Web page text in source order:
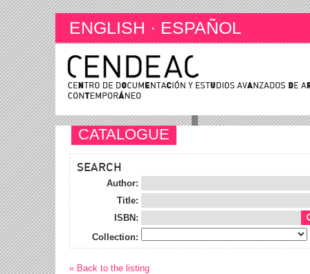
ENGLISH · ESPAÑOL
CATALOGUE
SEARCH
Author:
Title:
ISBN:
Collection:
« Back to the listing